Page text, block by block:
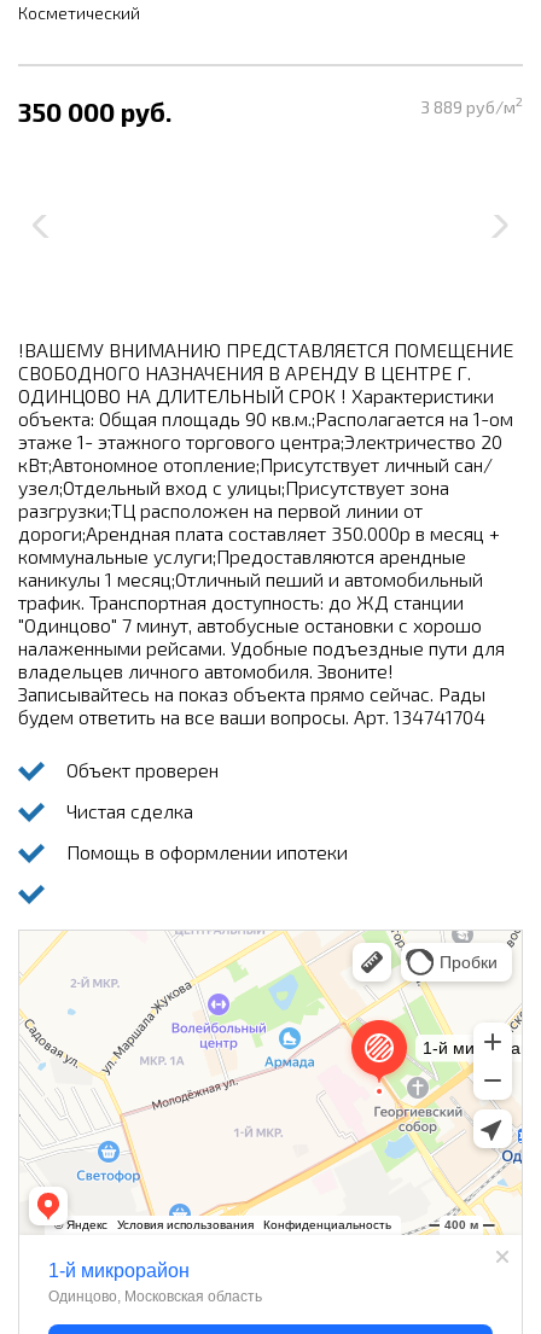
Косметический
350 000 руб. 3 889 руб/м2
!ВАШЕМУ ВНИМАНИЮ ПРЕДСТАВЛЯЕТСЯ ПОМЕЩЕНИЕ
СВОБОДНОГО НАЗНАЧЕНИЯ В АРЕНДУ В ЦЕНТРЕ Г.
ОДИНЦОВО НА ДЛИТЕЛЬНЫЙ СРОК ! Характеристики
объекта: Общая площадь 90 кв.м.;Располагается на 1-ом
этаже 1- этажного торгового центра;Электричество 20
кВт;Автономное отопление;Присутствует личный сан/
узел;Отдельный вход с улицы;Присутствует зона
разгрузки;ТЦ расположен на первой линии от
дороги;Арендная плата составляет 350.000р в месяц +
коммунальные услуги;Предоставляются арендные
каникулы 1 месяц;Отличный пеший и автомобильный
трафик. Транспортная доступность: до ЖД станции
"Одинцово" 7 минут, автобусные остановки с хорошо
налаженными рейсами. Удобные подъездные пути для
владельцев личного автомобиля. Звоните!
Записывайтесь на показ объекта прямо сейчас. Рады
будем ответить на все ваши вопросы. Арт. 134741704
Объект проверен
Чистая сделка
Помощь в оформлении ипотеки